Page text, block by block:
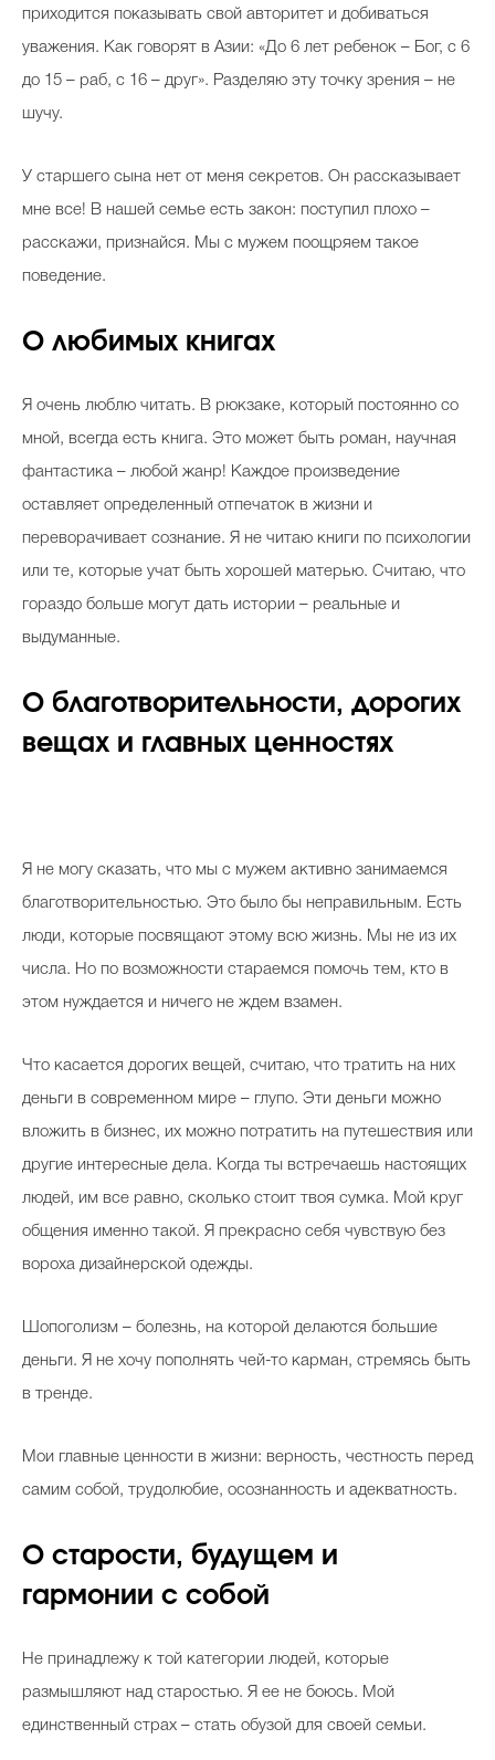
приходится показывать свой авторитет и добиваться
уважения. Как говорят в Азии: «До 6 лет ребенок – Бог, с 6
до 15 – раб, с 16 – друг». Разделяю эту точку зрения – не
шучу.
У старшего сына нет от меня секретов. Он рассказывает
мне все! В нашей семье есть закон: поступил плохо –
расскажи, признайся. Мы с мужем поощряем такое
поведение.
О любимых книгах
Я очень люблю читать. В рюкзаке, который постоянно со
мной, всегда есть книга. Это может быть роман, научная
фантастика – любой жанр! Каждое произведение
оставляет определенный отпечаток в жизни и
переворачивает сознание. Я не читаю книги по психологии
или те, которые учат быть хорошей матерью. Считаю, что
гораздо больше могут дать истории – реальные и
выдуманные.
О благотворительности, дорогих
вещах и главных ценностях
Я не могу сказать, что мы с мужем активно занимаемся
благотворительностью. Это было бы неправильным. Есть
люди, которые посвящают этому всю жизнь. Мы не из их
числа. Но по возможности стараемся помочь тем, кто в
этом нуждается и ничего не ждем взамен.
Что касается дорогих вещей, считаю, что тратить на них
деньги в современном мире – глупо. Эти деньги можно
вложить в бизнес, их можно потратить на путешествия или
другие интересные дела. Когда ты встречаешь настоящих
людей, им все равно, сколько стоит твоя сумка. Мой круг
общения именно такой. Я прекрасно себя чувствую без
вороха дизайнерской одежды.
Шопоголизм – болезнь, на которой делаются большие
деньги. Я не хочу пополнять чей-то карман, стремясь быть
в тренде.
Мои главные ценности в жизни: верность, честность перед
самим собой, трудолюбие, осознанность и адекватность.
О старости, будущем и
гармонии с собой
Не принадлежу к той категории людей, которые
размышляют над старостью. Я ее не боюсь. Мой
единственный страх – стать обузой для своей семьи.